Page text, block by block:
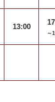
13:00
～